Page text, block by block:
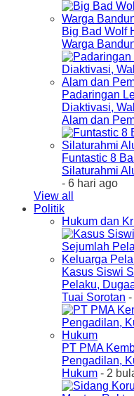
Big Bad Wolf
Warga
Padaringan
Diaktivasi,
Alam dan
Funtastic 8
Silaturahmi
- 6 hari ago
View all
Politik
Hukum dan
Kasus Siswi
Pelaku,
Tuai Sorotan -
PT PMA
Pengadilan,
Hukum - 2